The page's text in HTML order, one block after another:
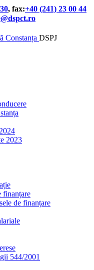
, fax:+40 (241) 23 00 44
DSPJ
2023
finanțare
de finanțare
544/2001